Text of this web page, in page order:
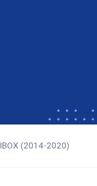
IBOX (2014-2020)